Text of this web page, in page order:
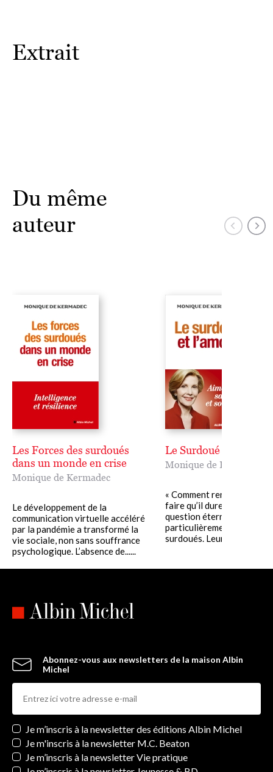
Extrait
Du même
auteur
Les Forces des surdoués
dans un monde en crise
Monique de Kermadec
Le développement de la
communication virtuelle accéléré
par la pandémie a transformé la
vie sociale, non sans souffrance
psychologique. L’absence de......
Le Surdoué et l'amour
Monique de Kermadec
« Comment rencontrer
faire qu’il dure toujours ?
question éternelle est
particulièrement aiguë
surdoués. Leur......
Abonnez-vous aux newsletters de la maison Albin
Michel
Newsletters
Je m’inscris à la newsletter des éditions Albin Michel
Je m'inscris à la newsletter M.C. Beaton
Je m’inscris à la newsletter Vie pratique